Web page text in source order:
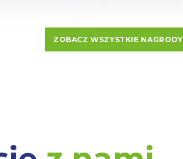
ZOBACZ WSZYSTKIE NAGRODY